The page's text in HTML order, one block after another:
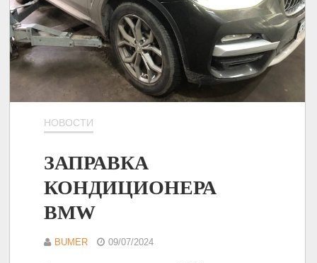
НОВОСТИ
ЗАПРАВКА
КОНДИЦИОНЕРА
BMW
BUMER 09/07/2024